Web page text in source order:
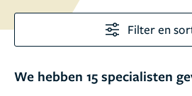
Filter en
We hebben 15 specialisten